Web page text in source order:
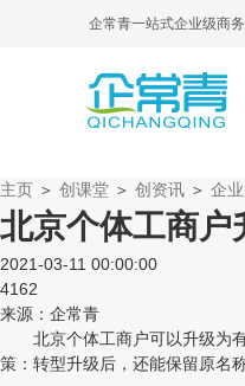
企常青一站式企业级商
主页 ＞ 创课堂 ＞ 创资讯 ＞ 企
北京个体工商户
2021-03-11 00:00:00
4162
来源：企常青
北京个体工商户可以升级为有
策：转型升级后，还能保留原名